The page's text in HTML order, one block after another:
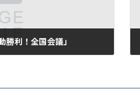
利！全国会議」